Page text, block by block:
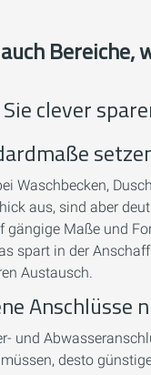
Bereiche,
clever
Waschbecken,
aus, sind aber
gängige Maße und
spart in der
Austausch.
Anschlüsse
und
desto